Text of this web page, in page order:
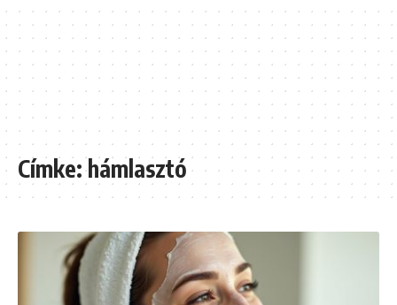
Címke:hámlasztó